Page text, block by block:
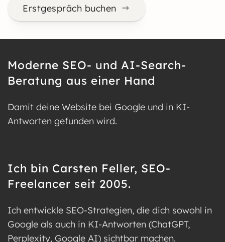
Erstgespräch buchen
Moderne SEO- und AI-Search-
Beratung aus einer Hand
Damit deine Website bei Google und in KI-
Antworten gefunden wird.
Ich bin Carsten Feller, SEO-
Freelancer seit 2005.
Ich entwickle SEO-Strategien, die dich sowohl in
Google als auch in KI-Antworten (ChatGPT,
Perplexity, Google AI) sichtbar machen.